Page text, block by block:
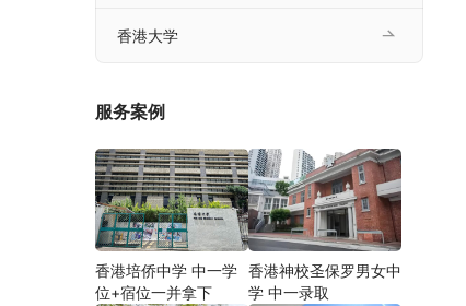
香港大学
服务案例
香港培侨中学 中一学
位+宿位一并拿下
香港神校圣保罗男女中
学 中一录取